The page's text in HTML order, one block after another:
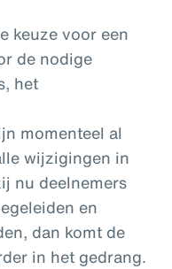
keuze voor een
de nodige
het
momenteel al
wijzigingen in
nu deelnemers
en
dan komt de
in het gedrang.